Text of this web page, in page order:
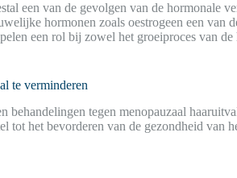
een van de gevolgen van de hormonale
hormonen zoals oestrogeen een
een rol bij zowel het groeiproces van
te verminderen
behandelingen tegen menopauzaal
tot het bevorderen van de gezondheid